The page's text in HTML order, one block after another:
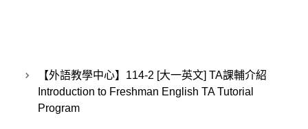
【外語教學中心】114-2 [大一英文] TA課輔介紹
Introduction to Freshman English TA Tutorial
Program